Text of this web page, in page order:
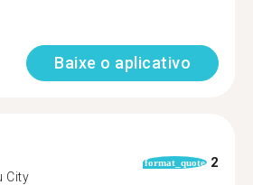
Baixe o aplicativo
City
format_quote 2